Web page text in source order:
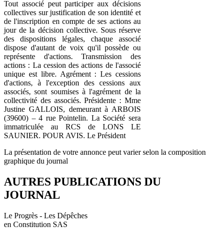
Tout associé peut participer aux décisions
collectives sur justification de son identité et
de l'inscription en compte de ses actions au
jour de la décision collective. Sous réserve
des dispositions légales, chaque associé
dispose d'autant de voix qu'il possède ou
représente d'actions. Transmission des
actions : La cession des actions de l'associé
unique est libre. Agrément : Les cessions
d'actions, à l'exception des cessions aux
associés, sont soumises à l'agrément de la
collectivité des associés. Présidente : Mme
Justine GALLOIS, demeurant à ARBOIS
(39600) – 4 rue Pointelin. La Société sera
immatriculée au RCS de LONS LE
SAUNIER. POUR AVIS. Le Président
La présentation de votre annonce peut varier selon la composition
graphique du journal
AUTRES PUBLICATIONS DU
JOURNAL
Le Progrès - Les Dépêches
en Constitution SAS